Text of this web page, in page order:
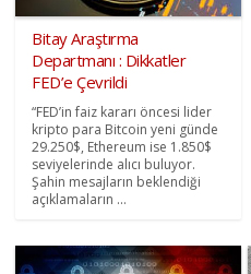
Bitay Araştırma
Departmanı : Dikkatler
FED’e Çevrildi
“FED’in faiz kararı öncesi lider
kripto para Bitcoin yeni günde
29.250$, Ethereum ise 1.850$
seviyelerinde alıcı buluyor.
Şahin mesajların beklendiği
açıklamaların ...